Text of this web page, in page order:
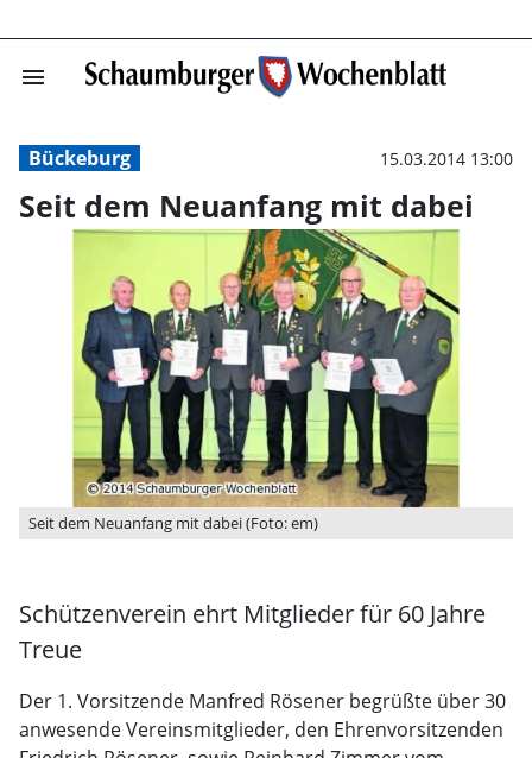
menu Seit dem
Bückeburg 15.03.2014 13:00
Seit dem Neuanfang mit dabei
Seit dem Neuanfang mit dabei (Foto: em)
Schützenverein ehrt Mitglieder für 60 Jahre
Treue
Der 1. Vorsitzende Manfred Rösener begrüßte über 30
anwesende Vereinsmitglieder, den Ehrenvorsitzenden